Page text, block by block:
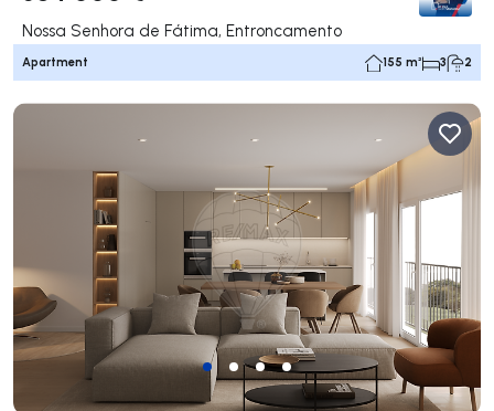
Nossa Senhora de Fátima, Entroncamento
Apartment 155 m² 3 2